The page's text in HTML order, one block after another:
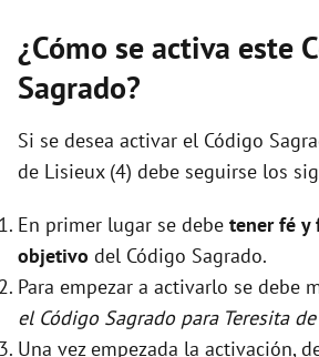
¿Cómo se activa este
Sagrado?
Si se desea activar el Código
de Lisieux (4) debe seguirse los
En primer lugar se debe tener fé y
objetivo del Código Sagrado.
Para empezar a activarlo se debe
el Código Sagrado para Teresita
Una vez empezada la activación,